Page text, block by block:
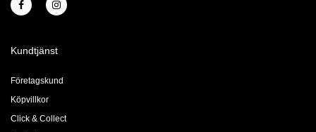
Kundtjänst
Företagskund
Köpvillkor
Click & Collect